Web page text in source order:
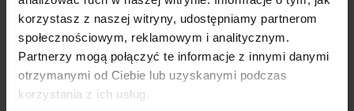
korzystasz z naszej witryny, udostępniamy partnerom
społecznościowym, reklamowym i analitycznym.
Partnerzy mogą połączyć te informacje z innymi danymi
otrzymanymi od Ciebie lub uzyskanymi podczas
korzystania z ich usług.
Ampere System»Znakowanie i naprawa nawierzchni na zewnątrz
i wewnątrz»Utrzymanie i konserwacja dróg i parkingów
Utrzymanie i konserwacja dróg i